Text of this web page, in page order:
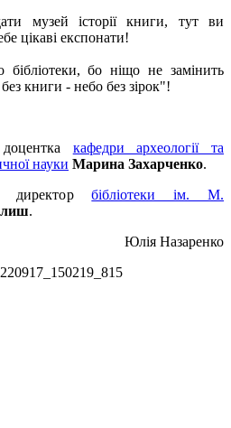
музей історії книги, тут ви
цікаві експонати!
бібліотеки, бо ніщо не замінить
книги - небо без зірок"!
кафедри археології та
науки Марина Захарченко.
- директорбібліотеки ім. М.
.
Юлія Назаренко